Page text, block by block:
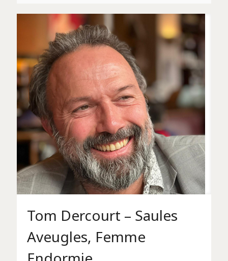
Tom Dercourt – Saules
Aveugles, Femme